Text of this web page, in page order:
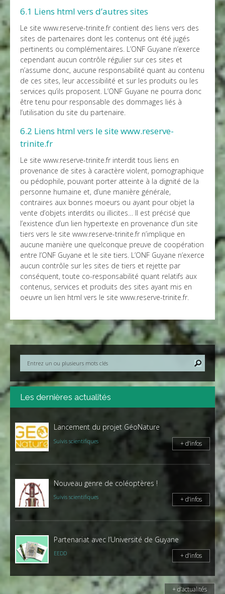
6.1 Liens html vers d’autres sites
Le site www.reserve-trinite.fr contient des liens vers des
sites de partenaires dont les contenus ont été jugés
pertinents ou complémentaires. L’ONF Guyane n’exerce
cependant aucun contrôle régulier sur ces sites et
n’assume donc, aucune responsabilité quant au contenu
de ces sites, leur accessibilité et sur les produits ou les
services qu’ils proposent. L’ONF Guyane ne pourra donc
être tenu pour responsable des dommages liés à
l’utilisation du site du partenaire.
6.2 Liens html vers le site www.reserve-
trinite.fr
Le site www.reserve-trinite.fr interdit tous liens en
provenance de sites à caractère violent, pornographique
ou pédophile, pouvant porter atteinte à la dignité de la
personne humaine et, d’une manière générale,
contraires aux bonnes moeurs ou ayant pour objet la
vente d’objets interdits ou illicites… Il est précisé que
l’existence d’un lien hypertexte en provenance d’un site
tiers vers le site www.reserve-trinite.fr n’implique en
aucune manière une quelconque preuve de coopération
entre l’ONF Guyane et le site tiers. L’ONF Guyane n’exerce
aucun contrôle sur les sites de tiers et rejette par
conséquent, toute co-responsabilité quant relatifs aux
contenus, services et produits des sites ayant mis en
oeuvre un lien html vers le site www.reserve-trinite.fr.
sur
le
site
Les dernières actualités
Lancement du projet GéoNature
Suivis scientifiques + d’infos
Nouveau genre de coléoptères !
Suivis scientifiques + d’infos
Partenariat avec l’Université de Guyane
EEDD + d’infos
+ d’actualités